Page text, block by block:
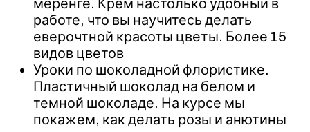
меренге. Крем настолько удобный в
работе, что вы научитесь делать
еверочтной красоты цветы. Более 15
видов цветов
Уроки по шоколадной флористике.
Пластичный шоколад на белом и
темной шоколаде. На курсе мы
покажем, как делать розы и анютины